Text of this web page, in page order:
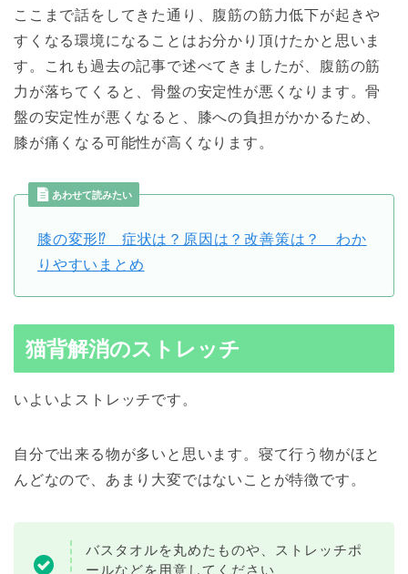
ここまで話をしてきた通り、腹筋の筋力低下が起きや
すくなる環境になることはお分かり頂けたかと思いま
す。これも過去の記事で述べてきましたが、腹筋の筋
力が落ちてくると、骨盤の安定性が悪くなります。骨
盤の安定性が悪くなると、膝への負担がかかるため、
膝が痛くなる可能性が高くなります。
あわせて読みたい
膝の変形⁉︎ 症状は？原因は？改善策は？ わか
りやすいまとめ
猫背解消のストレッチ
いよいよストレッチです。
自分で出来る物が多いと思います。寝て行う物がほと
んどなので、あまり大変ではないことが特徴です。
バスタオルを丸めたものや、ストレッチポ
ールなどを用意してください